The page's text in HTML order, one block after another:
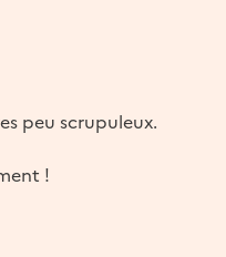
peu scrupuleux.
!